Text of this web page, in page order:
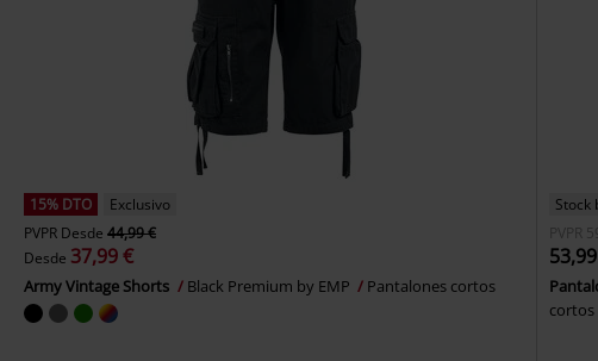
15% DTO
Exclusivo
PVPR Desde 44,99 €
Desde 37,99 €
Army Vintage Shorts Black Premium by EMP Pantalones cortos
Stock
PVPR
cortos